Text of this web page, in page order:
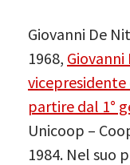
Giovanni De
1968,
vicepresidente
partire dal 1°
Unicoop –
1984. Nel suo